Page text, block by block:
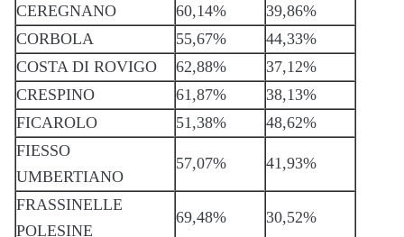
CEREGNANO
60,14%
39,86%
CORBOLA
55,67%
44,33%
COSTA DI ROVIGO
62,88%
37,12%
CRESPINO
61,87%
38,13%
FICAROLO
51,38%
48,62%
FIESSO
UMBERTIANO
57,07% 41,93%
FRASSINELLE
POLESINE
69,48% 30,52%